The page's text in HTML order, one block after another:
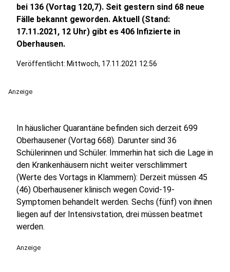
bei 136 (Vortag 120,7). Seit gestern sind 68 neue
Fälle bekannt geworden. Aktuell (Stand:
17.11.2021, 12 Uhr) gibt es 406 Infizierte in
Oberhausen.
Veröffentlicht: Mittwoch, 17.11.2021 12:56
Anzeige
In häuslicher Quarantäne befinden sich derzeit 699
Oberhausener (Vortag 668). Darunter sind 36
Schülerinnen und Schüler. Immerhin hat sich die Lage in
den Krankenhäusern nicht weiter verschlimmert
(Werte des Vortags in Klammern): Derzeit müssen 45
(46) Oberhausener klinisch wegen Covid-19-
Symptomen behandelt werden. Sechs (fünf) von ihnen
liegen auf der Intensivstation, drei müssen beatmet
werden.
Anzeige